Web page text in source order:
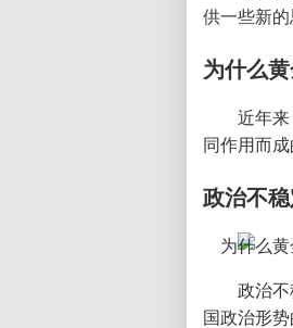
供一些新的
为什么
近年
同作用而
政治不
政治
国政治形